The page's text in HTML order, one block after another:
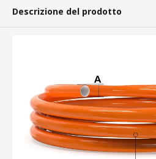
Descrizione del prodotto